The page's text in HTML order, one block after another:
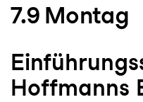
7.9 Montag
Hoffmanns